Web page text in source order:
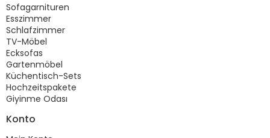
Sofagarnituren
Esszimmer
Schlafzimmer
TV-Möbel
Ecksofas
Gartenmöbel
Küchentisch-Sets
Hochzeitspakete
Giyinme Odası
Konto